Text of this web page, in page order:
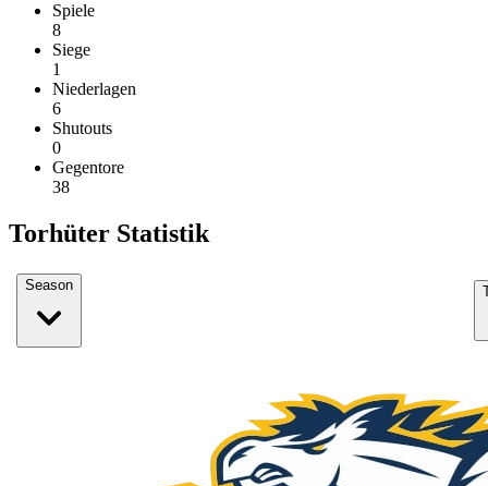
Spiele
8
Siege
1
Niederlagen
6
Shutouts
0
Gegentore
38
Torhüter Statistik
Season